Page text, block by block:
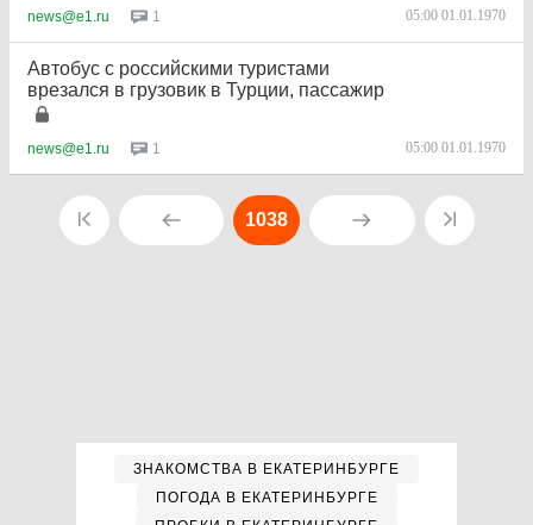
news@e1.ru 1 05:00 01.01.1970
Автобус с российскими туристами
врезался в грузовик в Турции, пассажир
news@e1.ru 1 05:00 01.01.1970
1038
ЗНАКОМСТВА В ЕКАТЕРИНБУРГЕ
ПОГОДА В ЕКАТЕРИНБУРГЕ